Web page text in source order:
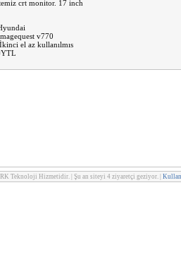
crt monitor. 17 inch
v770
el az kullanılmıs
Teknoloji Hizmetidir. | Şu an siteyi 4 ziyaretçi geziyor. |